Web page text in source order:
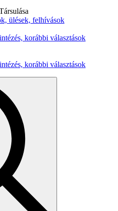
ülések, felhívások
korábbi választások
korábbi választások